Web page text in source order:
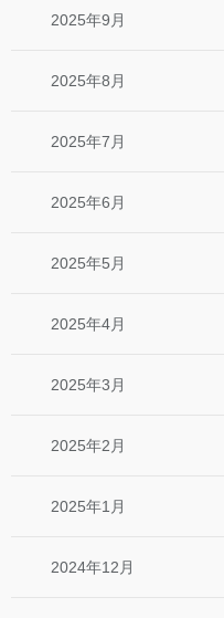
2025年9月
2025年8月
2025年7月
2025年6月
2025年5月
2025年4月
2025年3月
2025年2月
2025年1月
2024年12月